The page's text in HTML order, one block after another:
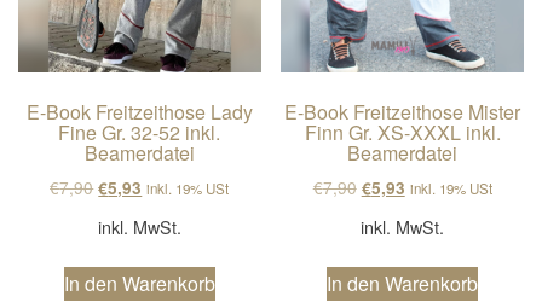
i
o
E-Book Freitzeithose Lady
Fine Gr. 32-52 inkl.
Beamerdatei
€7,90Ursprünglicher Preis war: €7,90
€5,93 Aktueller Preis ist: €5,93.
inkl. 19% USt
inkl. MwSt.
In den Warenkorb
E-Book Freitzeithose Mister
Finn Gr. XS-XXXL inkl.
Beamerdatei
€7,90 Ursprünglicher Preis
€5,93Aktueller Preis
inkl. 19% USt
inkl. MwSt.
In den Warenkorb